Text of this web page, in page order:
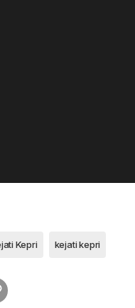
Kepri kejati kepri